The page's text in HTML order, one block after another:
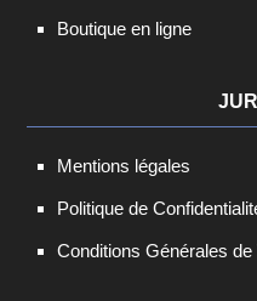
Boutique en ligne
Mentions légales
Politique de
Conditions Générales de